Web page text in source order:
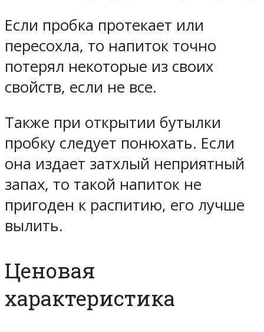
Если пробка протекает или
пересохла, то напиток точно
потерял некоторые из своих
свойств, если не все.
Также при открытии бутылки
пробку следует понюхать. Если
она издает затхлый неприятный
запах, то такой напиток не
пригоден к распитию, его лучше
вылить.
Ценовая
характеристика